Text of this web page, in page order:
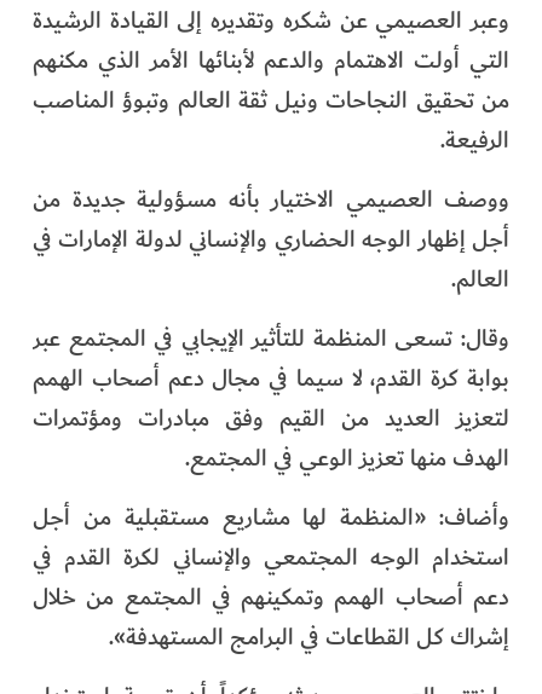
وعبر العصيمي عن شكره وتقديره إلى القيادة الرشيدة
التي أولت الاهتمام والدعم لأبنائها الأمر الذي مكنهم
من تحقيق النجاحات ونيل ثقة العالم وتبوؤ المناصب
الرفيعة.
ووصف العصيمي الاختيار بأنه مسؤولية جديدة من
أجل إظهار الوجه الحضاري والإنساني لدولة الإمارات في
العالم.
وقال: تسعى المنظمة للتأثير الإيجابي في المجتمع عبر
بوابة كرة القدم، لا سيما في مجال دعم أصحاب الهمم
لتعزيز العديد من القيم وفق مبادرات ومؤتمرات
الهدف منها تعزيز الوعي في المجتمع.
وأضاف: «المنظمة لها مشاريع مستقبلية من أجل
استخدام الوجه المجتمعي والإنساني لكرة القدم في
دعم أصحاب الهمم وتمكينهم في المجتمع من خلال
إشراك كل القطاعات في البرامج المستهدفة».